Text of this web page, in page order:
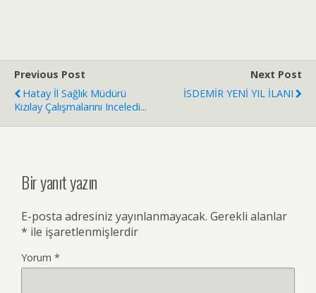
Previous Post
Hatay İl Sağlık Müdürü
Kızılay Çalışmalarını Inceledi...
Next Post
İSDEMİR YENİ YIL İLANI
Bir yanıt yazın
E-posta adresiniz yayınlanmayacak. Gerekli alanlar
* ile işaretlenmişlerdir
Yorum *